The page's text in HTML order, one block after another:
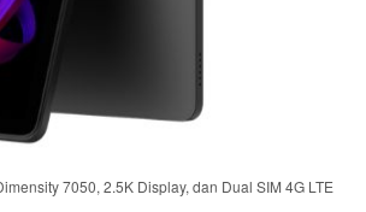
7050, 2.5K Display, dan Dual SIM 4G LTE